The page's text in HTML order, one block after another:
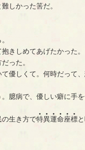
しかった筈だ。
きしめてあげたかった。
った。
優しくて。何時だって
臆病で、優しい癖に手
生き方で特
●
異
●
運
●
命
●
座
●
標
●